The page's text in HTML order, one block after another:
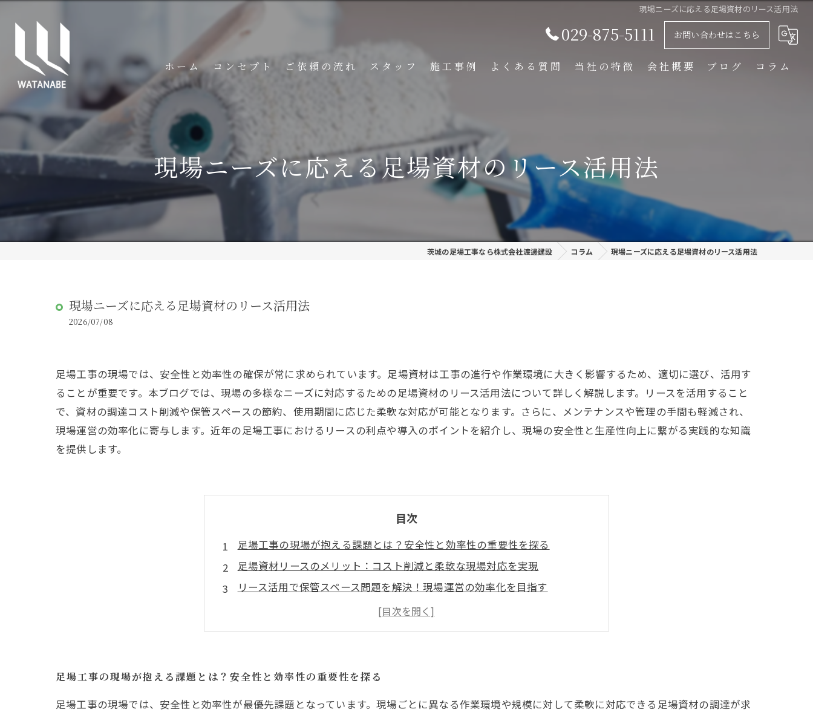
現場ニーズに応える足場資材のリース活用法
029-875-5111 お問い合わせはこちら
ホーム コンセプト ご依頼の流れ スタッフ 施工事例 よくある質問 当社の特徴
プラント工事
リース
会社概要 ブログ コラム
現場ニーズに応える足場資材のリース活用法
茨城の足場工事なら株式会社渡邊建設 コラム 現場ニーズに応える足場資材のリース活用法
現場ニーズに応える足場資材のリース活用法
2026/07/08
足場工事の現場では、安全性と効率性の確保が常に求められています。足場資材は工事の進行や作業環境に大きく影響するため、適切に選び、活用す
ることが重要です。本ブログでは、現場の多様なニーズに対応するための足場資材のリース活用法について詳しく解説します。リースを活用すること
で、資材の調達コスト削減や保管スペースの節約、使用期間に応じた柔軟な対応が可能となります。さらに、メンテナンスや管理の手間も軽減され、
現場運営の効率化に寄与します。近年の足場工事におけるリースの利点や導入のポイントを紹介し、現場の安全性と生産性向上に繋がる実践的な知識
を提供します。
目次
足場工事の現場が抱える課題とは？安全性と効率性の重要性を探る
足場資材リースのメリット：コスト削減と柔軟な現場対応を実現
リース活用で保管スペース問題を解決！現場運営の効率化を目指す
最新技術とリースサービスの融合が変える足場工事の未来
事例紹介：足場資材リースで安全性と生産性が飛躍的に向上した現場の実話
現場ニーズに応える足場資材リースの活用法まとめと今後の展望
足場工事の現場が抱える課題とは？安全性と効率性の重要性を探る
足場工事の現場では、安全性と効率性が最優先課題となっています。現場ごとに異なる作業環境や規模に対して柔軟に対応できる足場資材の調達が求